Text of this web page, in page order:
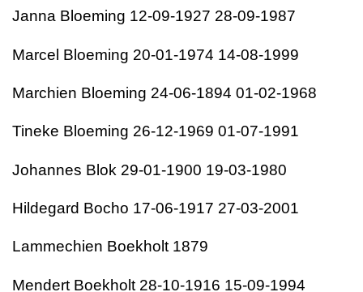
Janna Bloeming 12-09-1927 28-09-1987
Marcel Bloeming 20-01-1974 14-08-1999
Marchien Bloeming 24-06-1894 01-02-1968
Tineke Bloeming 26-12-1969 01-07-1991
Johannes Blok 29-01-1900 19-03-1980
Hildegard Bocho 17-06-1917 27-03-2001
Lammechien Boekholt 1879
Mendert Boekholt 28-10-1916 15-09-1994